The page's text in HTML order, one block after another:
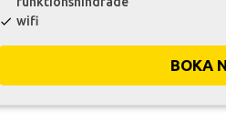
check wifi
BOKA